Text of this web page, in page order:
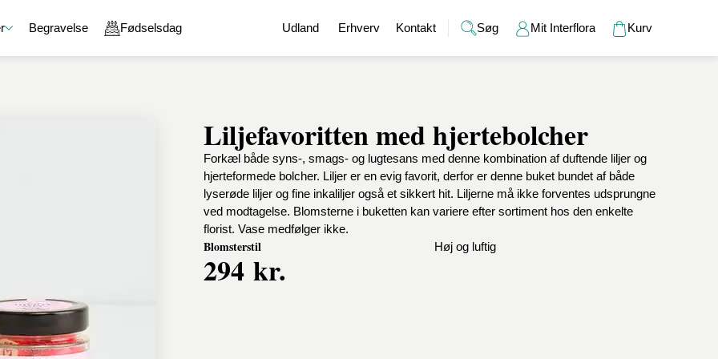
Sammensæt din egen gavekurv
Chokolade
Chokoladeæsker
Lakrids
Karamel
Specialiteter
Alkohol
Champagne og bobler
Spiritus
Vin
Øl
Bamser
Hudpleje
Duftlys
Vaser
En kærlig tanke
God bedring
Held og lykke
Tak for sidst
Gaver
Barselsgaver
Gaveideer til ham
Gaveideer til hende
Indflyttergaver
Bryllup
Brudebuketter
Bryllupsgaver
Bryllupsdage
Begravelse Fødselsdag Udland Erhverv Kontakt Søg Mit Interflora Kurv
Liljefavoritten med hjertebolcher
Forkæl både syns-, smags- og lugtesans med denne kombination af duftende liljer og
hjerteformede bolcher. Liljer er en evig favorit, derfor er denne buket bundet af både
lyserøde liljer og fine inkaliljer også et sikkert hit. Liljerne må ikke forventes udsprungne
ved modtagelse. Blomsterne i buketten kan variere efter sortiment hos den enkelte
florist. Vase medfølger ikke.
Blomsterstil Høj og luftig
294 kr.